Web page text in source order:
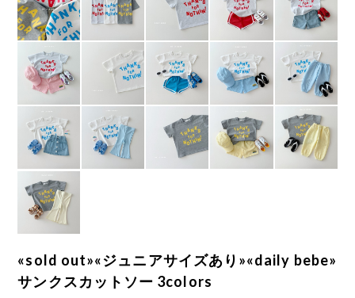
«sold out»«ジュニアサイズあり»«daily bebe»
サンクスカットソー 3colors